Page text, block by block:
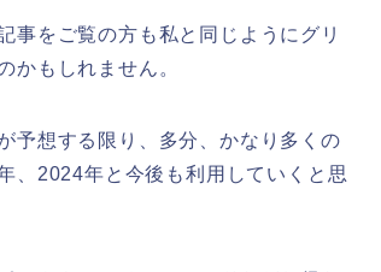
事をご覧の方も私と同じようにグリ
かもしれません。
予想する限り、多分、かなり多くの
、2024年と今後も利用していくと思